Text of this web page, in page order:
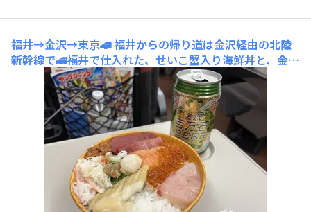
福井→金沢→東京🚄福井からの帰り道は金沢経由の北陸
新幹線で🚄福井で仕入れた、せいこ蟹入り海鮮丼と、金沢
百万石BEERのコラボがディナーです♪旅の記録は、追っ
てカルチャーとトリップにて。